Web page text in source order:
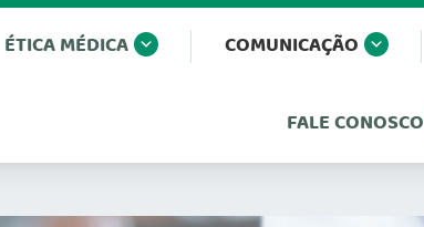
ÉTICA MÉDICA COMUNICAÇÃO
FALE CONOSCO